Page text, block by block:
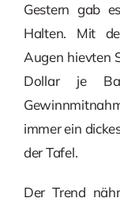
Gestern gab
Halten. Mit
Augen hievten
Dollar je
immer ein
der Tafel.
Der Trend